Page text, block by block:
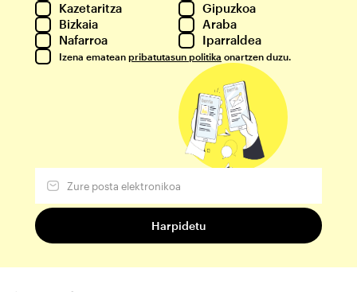
Kazetaritza
Gipuzkoa
Bizkaia
Araba
Nafarroa
Iparraldea
Izena ematean pribatutasun politika onartzen duzu.